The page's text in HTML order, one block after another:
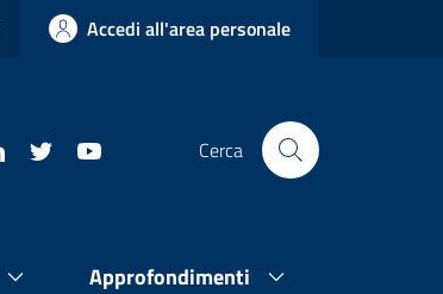
Accedi all'area personale
Cerca
Approfondimenti